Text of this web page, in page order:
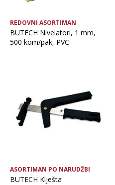
REDOVNI ASORTIMAN
BUTECH Nivelatori, 1 mm,
500 kom/pak, PVC
ASORTIMAN PO NARUDŽBI
BUTECH Klješta